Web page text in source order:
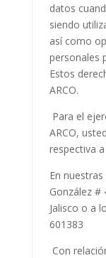
datos
siendo
así como
personales
Estos
ARCO.
Para el
ARCO,
respectiva
En
González #
Jalisco o a
601383
Con